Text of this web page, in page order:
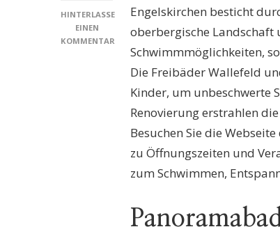
HINTERLASSE
EINEN
KOMMENTAR
SCHWIMMBÄDER
ENGELSKIRCHEN:
ENTDECKEN
Engelskirchen besticht
oberbergische
Schwimmmöglichkeiten,
Die Freibäder Wallefeld
Kinder, um unbeschwerte
Renovierung erstrahlen
Besuchen Sie die
zu Öffnungszeiten und
zum Schwimmen,